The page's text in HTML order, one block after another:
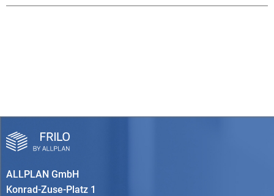
ALLPLAN GmbH
Konrad-Zuse-Platz 1